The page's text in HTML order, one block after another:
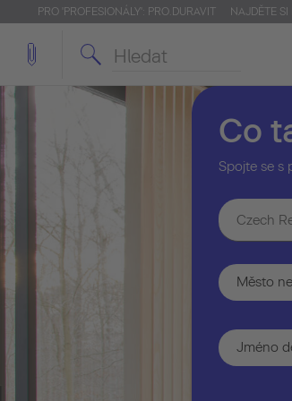
PRO 'PROFESIONÁLY': PRO.DURAVIT NAJDĚTE SI
Co
Spojte se s
Czech